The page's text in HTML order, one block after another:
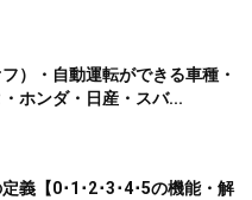
）・自動運転ができる車種・
ホンダ・日産・スバ...
義【0･1･2･3･4･5の機能・解